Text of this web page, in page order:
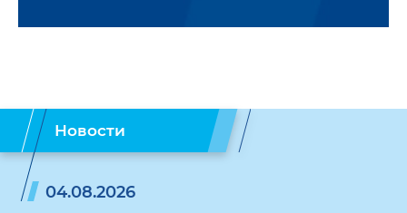
Новости
04.08.2026